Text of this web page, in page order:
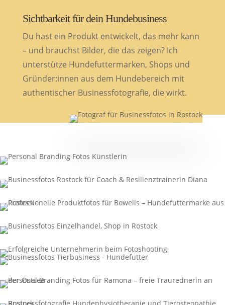
Sichtbarkeit für dein Hundebusiness
Du hast ein Produkt entwickelt, das mehr kann
– und brauchst Bilder, die das zeigen? Ich
unterstütze Hundefuttermarken, Shops und
Gründer:innen aus dem Hundebereich mit
authentischer Businessfotografie, die wirkt.